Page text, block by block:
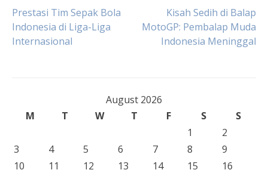
Post
navigation
Prestasi Tim Sepak Bola
Indonesia di Liga-Liga
Internasional
Kisah Sedih di Balap
MotoGP: Pembalap Muda
Indonesia Meninggal
August 2026
M
T W T F S
S
1
2
3
4 5 6 7 8
9
10
11 12 13 14 15
16